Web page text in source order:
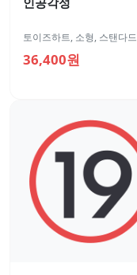
토이즈하트, 소형, 스탠다드
36,400원